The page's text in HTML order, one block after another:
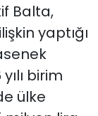
Balta,
yaptığı
birim
ülke